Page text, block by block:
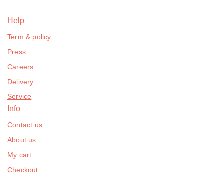
Help
Term & policy
Press
Careers
Delivery
Service
Info
Contact us
About us
My cart
Checkout